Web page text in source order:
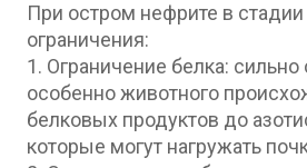
При остром нефрите в
ограничения:
1. Ограничение белка:
особенно животного
белковых продуктов до
которые могут нагружать